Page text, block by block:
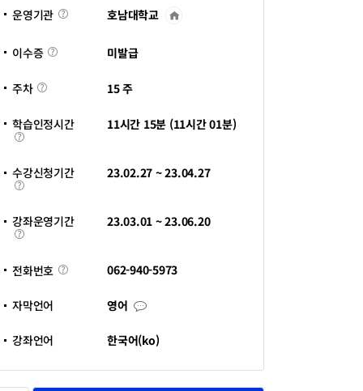
운영기관 호남대학교
운
열
이수증 이
수
미발급
주차 주
차
15 주
학습인정시간
학
습
정
시
간
11시간 15분 (11시간 01분)
수강신청기간
수
강
청
기
간
23.02.27 ~ 23.04.27
강좌운영기간
강
좌
영
기
23.03.01 ~ 23.06.20
전화번호 전
화
062-940-5973
자막언어 영어 자
막
어
강좌언어 한국어(ko)